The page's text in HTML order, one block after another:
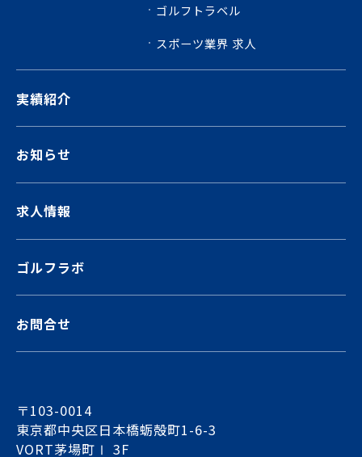
ゴルフトラベル
スポーツ業界 求人
実績紹介
お知らせ
求人情報
ゴルフラボ
お問合せ
〒103-0014
東京都中央区日本橋蛎殻町1-6-3
VORT茅場町Ⅰ 3F